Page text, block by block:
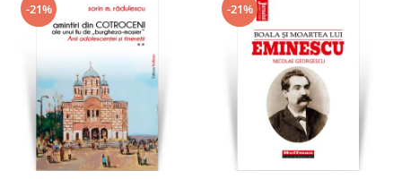
-21% -21%